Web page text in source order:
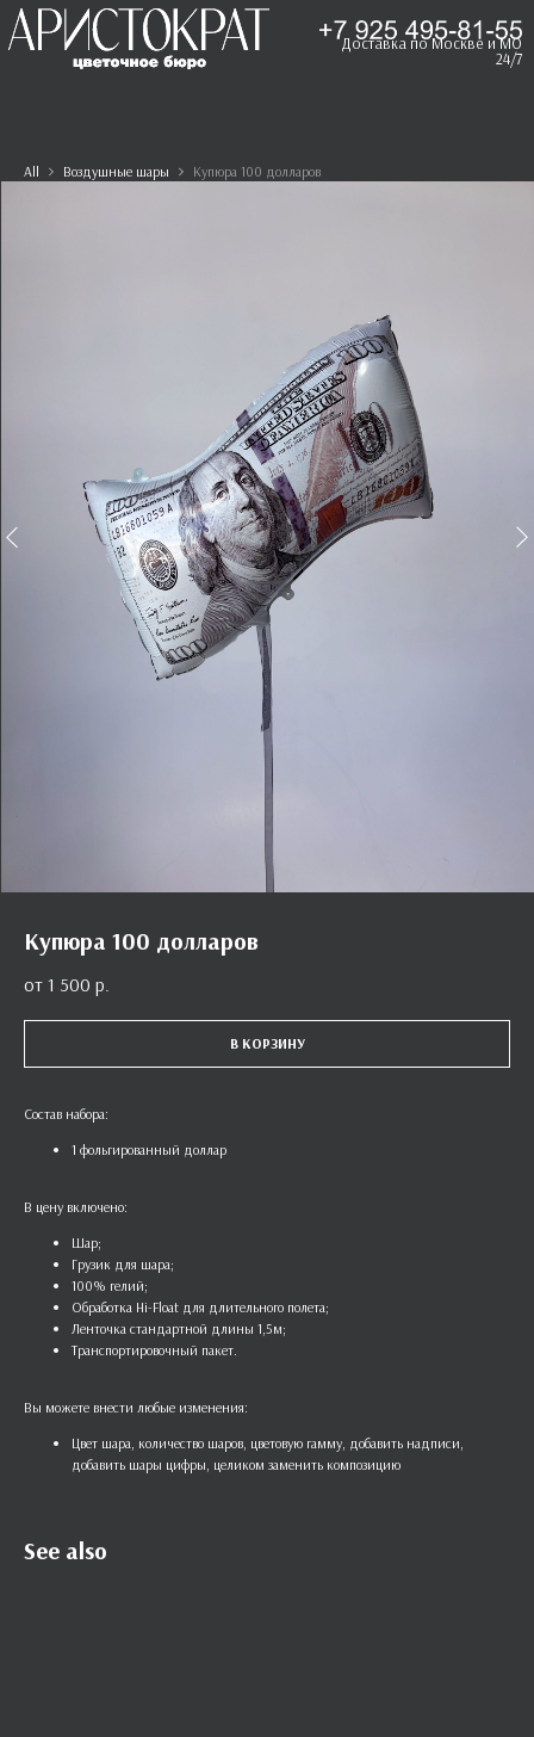
Доставка по Москве и МО
24/7
All Воздушные шары Купюра 100 долларов
Купюра 100 долларов
1 500 р.
В КОРЗИНУ
Состав набора:
1 фольгированный доллар
В цену включено:
Шар;
Грузик для шара;
100% гелий;
Обработка Hi-Float для длительного полета;
Ленточка стандартной длины 1,5м;
Транспортировочный пакет.
Вы можете внести любые изменения:
Цвет шара, количество шаров, цветовую гамму, добавить надписи,
добавить шары цифры, целиком заменить композицию
See also